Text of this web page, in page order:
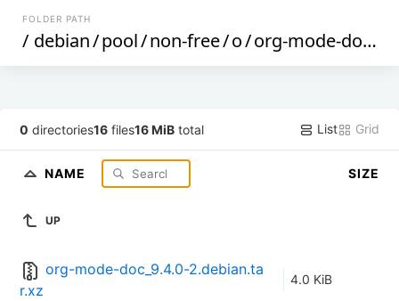
FOLDER PATH
/ debian/pool/non-free/o/org-mode-doc /
0 directories16 files16 MiB total List Grid
NAME SIZE
UP
org-mode-doc_9.4.0-2.debian.ta
r.xz
4.0 KiB